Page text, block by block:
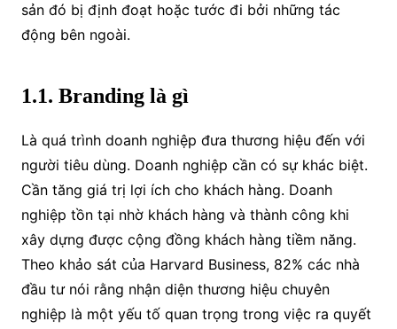
sản đó bị định đoạt hoặc tước đi bởi những tác
động bên ngoài.
1.1. Branding là gì
Là quá trình doanh nghiệp đưa thương hiệu đến với
người tiêu dùng. Doanh nghiệp cần có sự khác biệt.
Cần tăng giá trị lợi ích cho khách hàng. Doanh
nghiệp tồn tại nhờ khách hàng và thành công khi
xây dựng được cộng đồng khách hàng tiềm năng.
Theo khảo sát của Harvard Business, 82% các nhà
đầu tư nói rằng nhận diện thương hiệu chuyên
nghiệp là một yếu tố quan trọng trong việc ra quyết